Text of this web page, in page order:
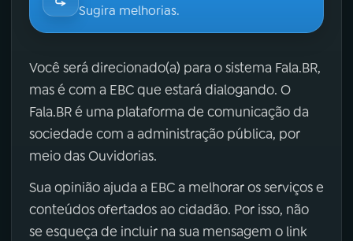
Sugira melhorias.
Você será direcionado(a) para o sistema Fala.BR,
mas é com a EBC que estará dialogando. O
Fala.BR é uma plataforma de comunicação da
sociedade com a administração pública, por
meio das Ouvidorias.
Sua opinião ajuda a EBC a melhorar os serviços e
conteúdos ofertados ao cidadão. Por isso, não
se esqueça de incluir na sua mensagem o link